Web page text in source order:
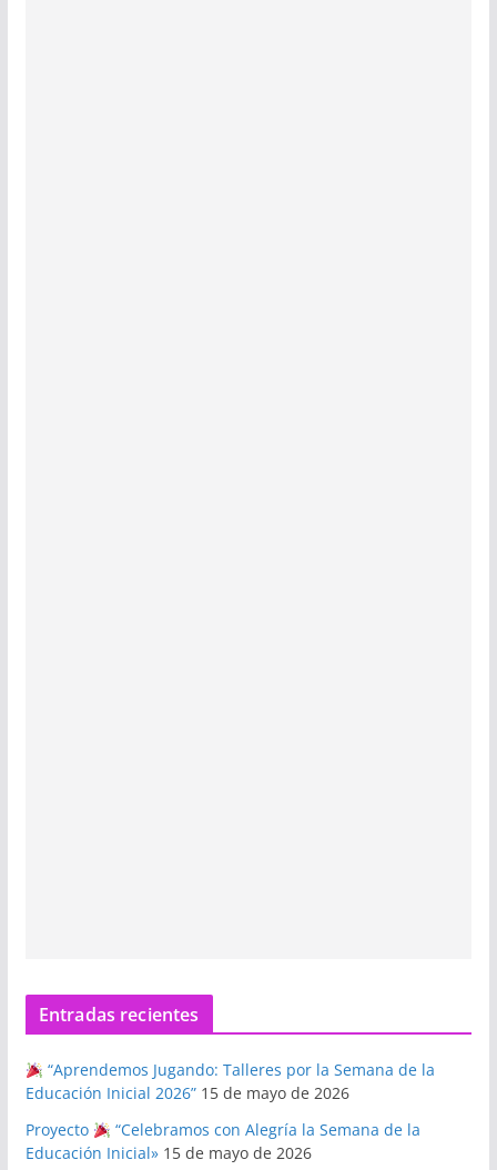
Entradas recientes
“Aprendemos Jugando: Talleres por la Semana de la
Educación Inicial 2026” 15 de mayo de 2026
Proyecto
“Celebramos con Alegría la Semana de la
Educación Inicial» 15 de mayo de 2026